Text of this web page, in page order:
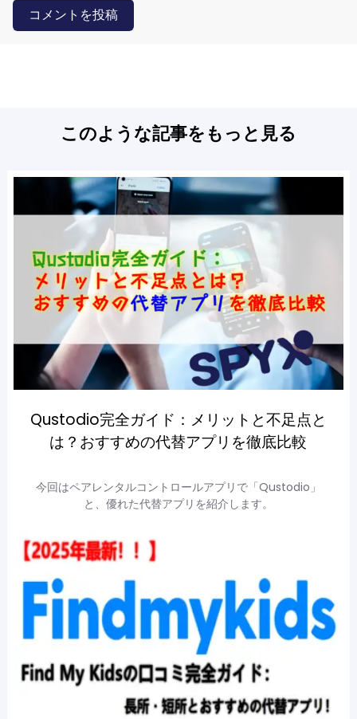
コメントを投稿
このような記事をもっと見る
Qustodio完全ガイド：メリットと不足点と
は？おすすめの代替アプリを徹底比較
今回はペアレンタルコントロールアプリで「Qustodio」
と、優れた代替アプリを紹介します。